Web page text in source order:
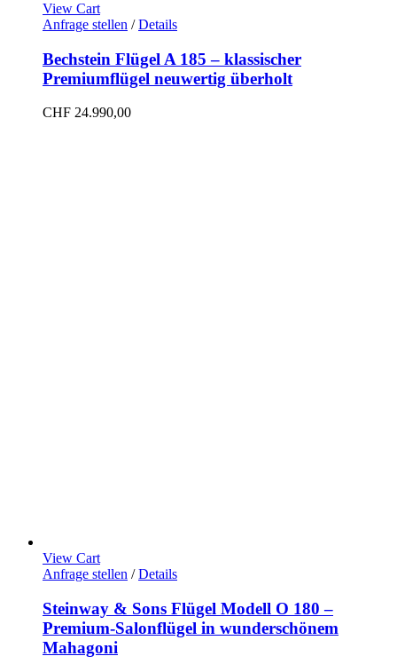
View Cart
Anfrage stellen / Details
Bechstein Flügel A 185 – klassischer
Premiumflügel neuwertig überholt
CHF 24.990,00
View Cart
Anfrage stellen / Details
Steinway & Sons Flügel Modell O 180 –
Premium-Salonflügel in wunderschönem
Mahagoni